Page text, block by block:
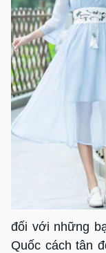
đối với những
Quốc cách tân